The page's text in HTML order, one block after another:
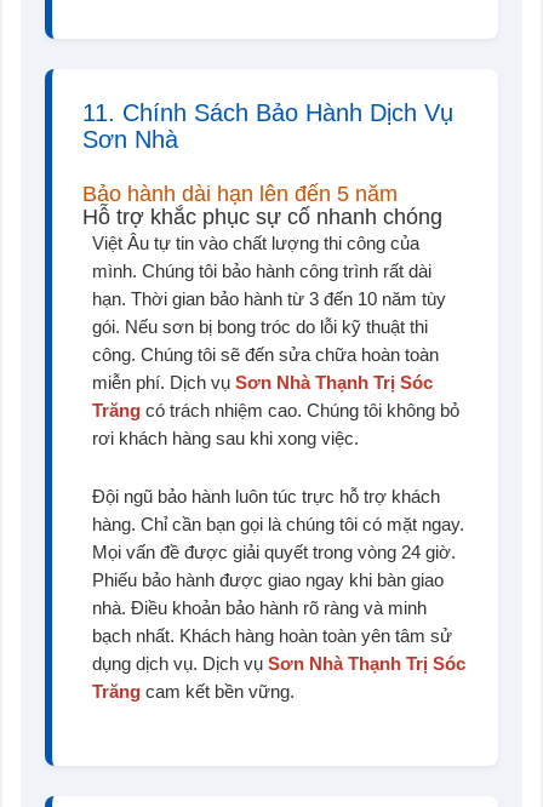
11. Chính Sách Bảo Hành Dịch Vụ
Sơn Nhà
Bảo hành dài hạn lên đến 5 năm
Hỗ trợ khắc phục sự cố nhanh chóng
Việt Âu tự tin vào chất lượng thi công của
mình. Chúng tôi bảo hành công trình rất dài
hạn. Thời gian bảo hành từ 3 đến 10 năm tùy
gói. Nếu sơn bị bong tróc do lỗi kỹ thuật thi
công. Chúng tôi sẽ đến sửa chữa hoàn toàn
miễn phí. Dịch vụ Sơn Nhà Thạnh Trị Sóc
Trăng có trách nhiệm cao. Chúng tôi không bỏ
rơi khách hàng sau khi xong việc.
Đội ngũ bảo hành luôn túc trực hỗ trợ khách
hàng. Chỉ cần bạn gọi là chúng tôi có mặt ngay.
Mọi vấn đề được giải quyết trong vòng 24 giờ.
Phiếu bảo hành được giao ngay khi bàn giao
nhà. Điều khoản bảo hành rõ ràng và minh
bạch nhất. Khách hàng hoàn toàn yên tâm sử
dụng dịch vụ. Dịch vụ Sơn Nhà Thạnh Trị Sóc
Trăng cam kết bền vững.